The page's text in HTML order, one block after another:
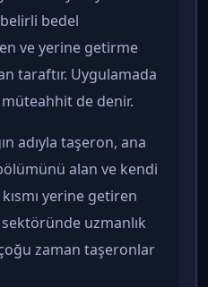
bedel
ve yerine getirme
taraftır. Uygulamada
de denir.
adıyla taşeron, ana
alan ve kendi
yerine getiren
uzmanlık
zaman taşeronlar